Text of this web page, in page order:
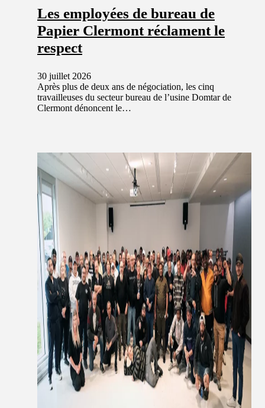
Les employées de bureau de
Papier Clermont réclament le
respect
30 juillet 2026
Après plus de deux ans de négociation, les cinq
travailleuses du secteur bureau de l’usine Domtar de
Clermont dénoncent le…